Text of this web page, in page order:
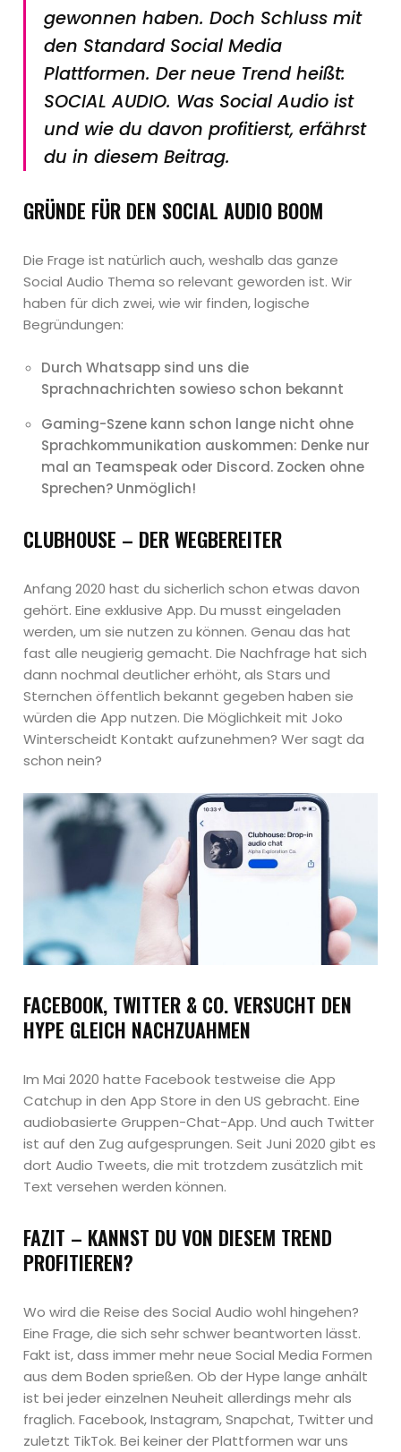
gewonnen haben. Doch Schluss mit
den Standard Social Media
Plattformen. Der neue Trend heißt:
SOCIAL AUDIO. Was Social Audio ist
und wie du davon profitierst, erfährst
du in diesem Beitrag.
GRÜNDE FÜR DEN SOCIAL AUDIO BOOM
Die Frage ist natürlich auch, weshalb das ganze
Social Audio Thema so relevant geworden ist. Wir
haben für dich zwei, wie wir finden, logische
Begründungen:
Durch Whatsapp sind uns die
Sprachnachrichten sowieso schon bekannt
Gaming-Szene kann schon lange nicht ohne
Sprachkommunikation auskommen: Denke nur
mal an Teamspeak oder Discord. Zocken ohne
Sprechen? Unmöglich!
CLUBHOUSE – DER WEGBEREITER
Anfang 2020 hast du sicherlich schon etwas davon
gehört. Eine exklusive App. Du musst eingeladen
werden, um sie nutzen zu können. Genau das hat
fast alle neugierig gemacht. Die Nachfrage hat sich
dann nochmal deutlicher erhöht, als Stars und
Sternchen öffentlich bekannt gegeben haben sie
würden die App nutzen. Die Möglichkeit mit Joko
Winterscheidt Kontakt aufzunehmen? Wer sagt da
schon nein?
FACEBOOK, TWITTER & CO. VERSUCHT DEN
HYPE GLEICH NACHZUAHMEN
Im Mai 2020 hatte Facebook testweise die App
Catchup in den App Store in den US gebracht. Eine
audiobasierte Gruppen-Chat-App. Und auch Twitter
ist auf den Zug aufgesprungen. Seit Juni 2020 gibt es
dort Audio Tweets, die mit trotzdem zusätzlich mit
Text versehen werden können.
FAZIT – KANNST DU VON DIESEM TREND
PROFITIEREN?
Wo wird die Reise des Social Audio wohl hingehen?
Eine Frage, die sich sehr schwer beantworten lässt.
Fakt ist, dass immer mehr neue Social Media Formen
aus dem Boden sprießen. Ob der Hype lange anhält
ist bei jeder einzelnen Neuheit allerdings mehr als
fraglich. Facebook, Instagram, Snapchat, Twitter und
zuletzt TikTok. Bei keiner der Plattformen war uns